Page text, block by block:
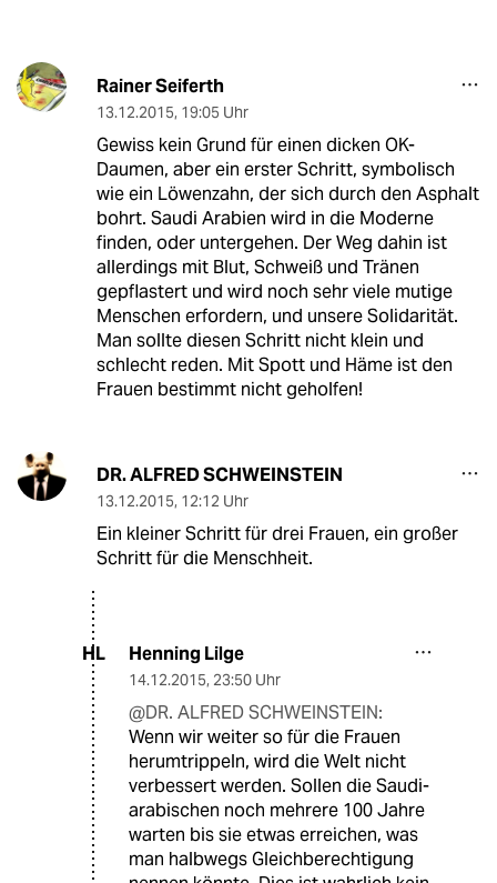
Rainer Seiferth
13.12.2015, 19:05 Uhr
Gewiss kein Grund für einen dicken OK-
Daumen, aber ein erster Schritt, symbolisch
wie ein Löwenzahn, der sich durch den Asphalt
bohrt. Saudi Arabien wird in die Moderne
finden, oder untergehen. Der Weg dahin ist
allerdings mit Blut, Schweiß und Tränen
gepflastert und wird noch sehr viele mutige
Menschen erfordern, und unsere Solidarität.
Man sollte diesen Schritt nicht klein und
schlecht reden. Mit Spott und Häme ist den
Frauen bestimmt nicht geholfen!
DR. ALFRED SCHWEINSTEIN
13.12.2015, 12:12 Uhr
Ein kleiner Schritt für drei Frauen, ein großer
Schritt für die Menschheit.
HL Henning Lilge
14.12.2015, 23:50 Uhr
@DR. ALFRED SCHWEINSTEIN:
Wenn wir weiter so für die Frauen
herumtrippeln, wird die Welt nicht
verbessert werden. Sollen die Saudi-
arabischen noch mehrere 100 Jahre
warten bis sie etwas erreichen, was
man halbwegs Gleichberechtigung